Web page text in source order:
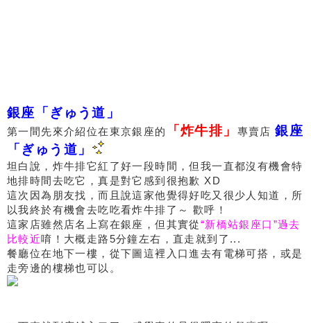
銀座「ぎゅう道」
第一間先來介紹位在東京銀座的 「炸牛排」 專賣店銀座
「ぎゅう道」
坦白說，炸牛排它紅了好一段時間，但我一直都沒有機會特
地排時間去吃它，真是對它感到很抱歉 XD
這次因為朋友找，而且說這家他覺得好吃又很少人知道，所
以我終於有機會去吃吃看炸牛排了～ 歡呼！
這家店雖然店名上寫在銀座，但其實從“新橋站銀座口”過去
比較近唷！大概走路5分鐘左右，直走就到了...
餐廳位在地下一樓，從下圖這裡入口進去有電梯可搭，或是
走旁邊的樓梯也可以。